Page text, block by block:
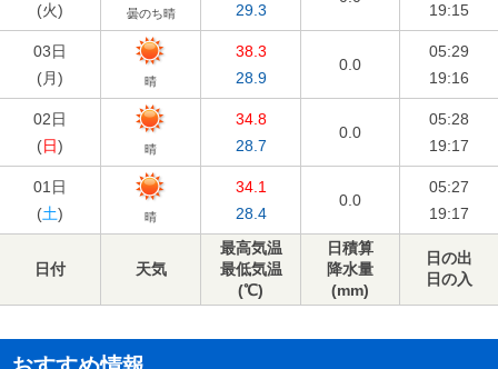
(火) 曇のち晴 29.3 19:15
03日
(月) 晴
38.3
28.9
0.0
05:29
19:16
02日
(日) 晴
34.8
28.7
0.0
05:28
19:17
01日
(土) 晴
34.1
28.4
0.0
05:27
19:17
日付 天気
最高気温
最低気温
(℃)
日積算
降水量
(mm)
日の出
日の入